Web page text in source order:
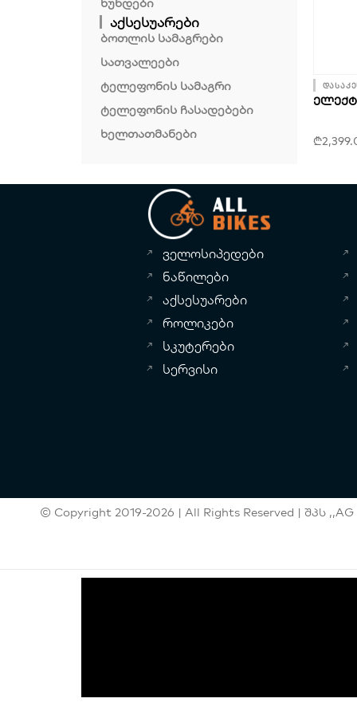
აქსესუარები
ბოთლის სამაგრები
სათვალეები
ტელეფონის სამაგრი
ტელეფონის ჩასადებები
ხელთათმანები
₾
ველოსიპედები
ნაწილები
აქსესუარები
როლიკები
სკუტერები
სერვისი
© Copyright 2019-2026 | All Rights Reserved | შპს